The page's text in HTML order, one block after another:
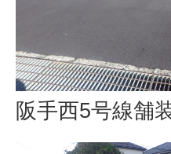
阪手西5号線舗